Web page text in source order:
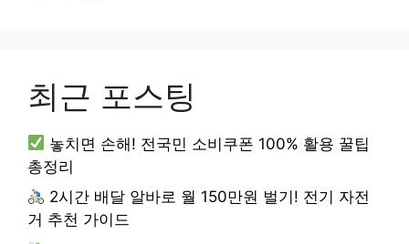
최근 포스팅
놓치면 손해! 전국민 소비쿠폰 100% 활용 꿀팁
총정리
2시간 배달 알바로 월 150만원 벌기! 전기 자전
거 추천 가이드